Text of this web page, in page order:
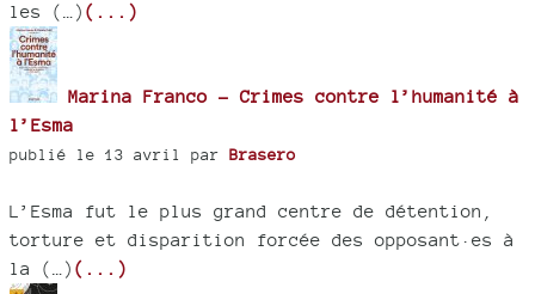
les (…) (...)
Marina Franco - Crimes contre l’humanité à
l’Esma
publié le 13 avril par Brasero
L’Esma fut le plus grand centre de détention,
torture et disparition forcée des opposant·es à
la (…) (...)